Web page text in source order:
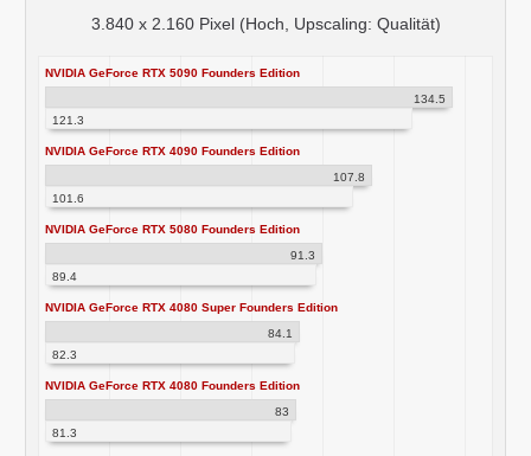
3.840 x 2.160 Pixel (Hoch, Upscaling: Qualität)
NVIDIA GeForce RTX 5090 Founders Edition
134.5
121.3
NVIDIA GeForce RTX 4090 Founders Edition
107.8
101.6
NVIDIA GeForce RTX 5080 Founders Edition
91.3
89.4
NVIDIA GeForce RTX 4080 Super Founders Edition
84.1
82.3
NVIDIA GeForce RTX 4080 Founders Edition
83
81.3